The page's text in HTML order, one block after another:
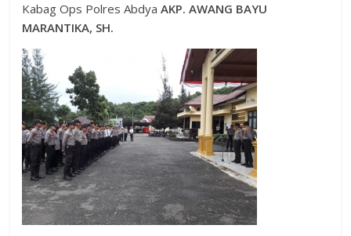
Kabag Ops Polres AbdyaAKP. AWANG BAYU
MARANTIKA, SH.